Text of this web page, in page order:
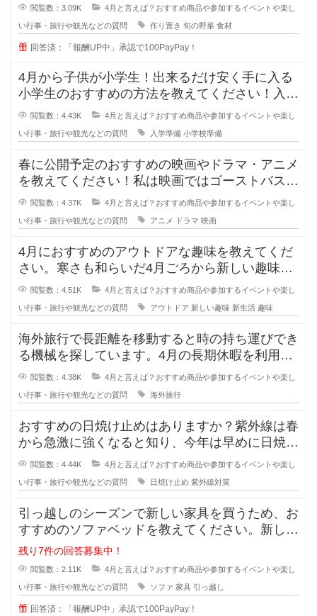
閲覧数：3.09K 4月と言えば？おすすめ商品や参加するイベントや楽し
い行事・旅行や観光などの質問 作り置き 旬の野菜 食材
回答済：「報酬UP中」承認で100PayPay！
4月から子供が小学生！出来るだけ安く手に入る
小学生のおすすめの方法を教えてください！入学
予定の小学校から買って欲しいリス
閲覧数：4.43K 4月と言えば？おすすめ商品や参加するイベントや楽し
い行事・旅行や観光などの質問 入学準備 小学校準備
春に公開予定のおすすめの映画やドラマ・アニメ
を教えてください！私は映画ではゴーストバスタ
ーズとゴジラ×コングです！ゴース
閲覧数：4.37K 4月と言えば？おすすめ商品や参加するイベントや楽し
い行事・旅行や観光などの質問 アニメ ドラマ 映画
4月におすすめのアウトドアな趣味を教えてくだ
さい。寒さも和らいだ4月ごろから新しい趣味を
開拓したいのですが、外で行う手軽
閲覧数：4.51K 4月と言えば？おすすめ商品や参加するイベントや楽し
い行事・旅行や観光などの質問 アウトドア 新しい趣味 新生活 趣味
海外旅行で長距離を移動すると時の持ち運びでき
る機械を探しています。4月の長期休暇を利用し
て母と海外旅行に行きます。しかし
閲覧数：4.38K 4月と言えば？おすすめ商品や参加するイベントや楽し
い行事・旅行や観光などの質問 海外旅行
おすすめの日焼け止めはありますか？紫外線は春
から急激に強くなると知り、今年は早めに日焼け
対策を始めようと思っています。
閲覧数：4.44K 4月と言えば？おすすめ商品や参加するイベントや楽し
い行事・旅行や観光などの質問 日焼け止め 紫外線対策
引っ越しのシーズンで新しい家具を買うため、お
すすめのソファベッドを教えてください。新しく
住む場所が2Kなので、ベッドとソ
残り7件の回答募集中！
閲覧数：2.11K 4月と言えば？おすすめ商品や参加するイベントや楽し
い行事・旅行や観光などの質問 ソファ 家具 引っ越し
回答済：「報酬UP中」承認で100PayPay！